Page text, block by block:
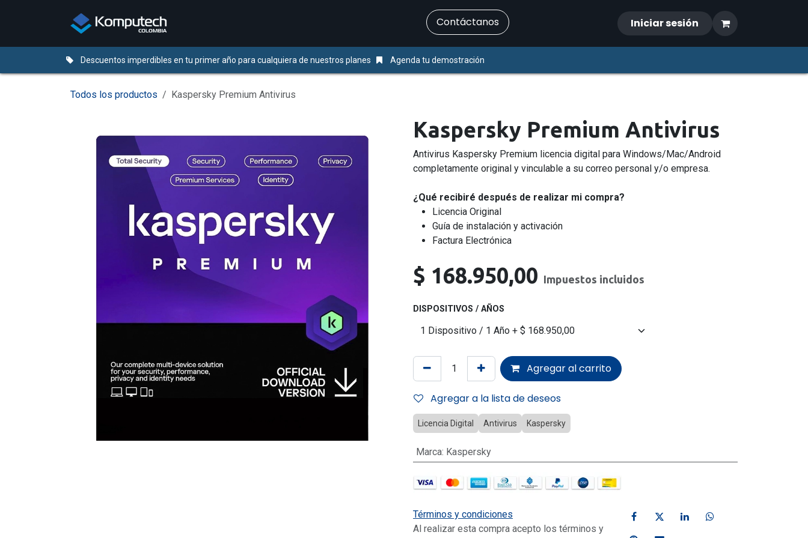
​Contáctanos Iniciar sesión
Descuentos imperdibles en tu primer año para cualquiera de nuestros planes Agenda tu demostración
Todos los productos Kaspersky Premium Antivirus
Kaspersky Premium Antivirus
Antivirus Kaspersky Premium licencia digital para Windows/Mac/Android
completamente original y vinculable a su correo personal y/o empresa.
¿Qué recibiré después de realizar mi compra?
Licencia Original
Guía de instalación y activación
Factura Electrónica
$ 168.950,00 Impuestos incluidos
DISPOSITIVOS / AÑOS
Agregar al carrito
Agregar a la lista de deseos
Licencia Digital Antivirus Kaspersky
Marca: Kaspersky
Términos y condiciones
Al realizar esta compra acepto los términos y